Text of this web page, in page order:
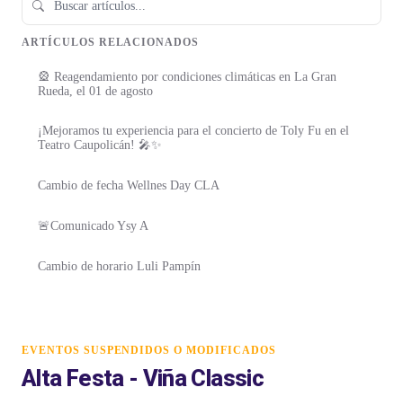
ARTÍCULOS RELACIONADOS
🎡 Reagendamiento por condiciones climáticas en La Gran
Rueda, el 01 de agosto
¡Mejoramos tu experiencia para el concierto de Toly Fu en el
Teatro Caupolicán! 🎤✨
Cambio de fecha Wellnes Day CLA
🚨Comunicado Ysy A
Cambio de horario Luli Pampín
EVENTOS SUSPENDIDOS O MODIFICADOS
Alta Festa - Viña Classic